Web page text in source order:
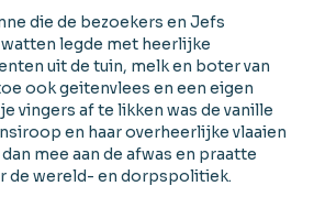
die de bezoekers en Jefs
legde met heerlijke
uit de tuin, melk en boter van
ook geitenvlees en een eigen
vingers af te likken was de vanille
en haar overheerlijke vlaaien
mee aan de afwas en praatte
de wereld- en dorpspolitiek.